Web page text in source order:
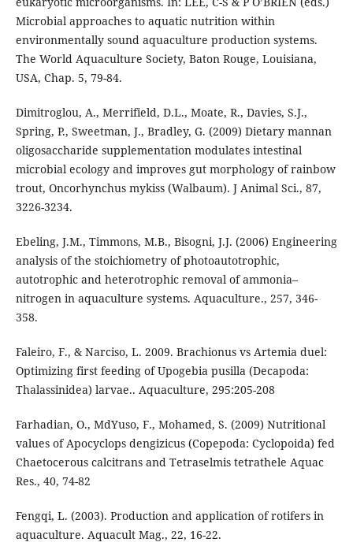
Microbial approaches to aquatic nutrition within
environmentally sound aquaculture production systems.
The World Aquaculture Society, Baton Rouge, Louisiana,
USA, Chap. 5, 79-84.
Dimitroglou, A., Merrifield, D.L., Moate, R., Davies, S.J.,
Spring, P., Sweetman, J., Bradley, G. (2009) Dietary mannan
oligosaccharide supplementation modulates intestinal
microbial ecology and improves gut morphology of rainbow
trout, Oncorhynchus mykiss (Walbaum). J Animal Sci., 87,
3226-3234.
Ebeling, J.M., Timmons, M.B., Bisogni, J.J. (2006) Engineering
analysis of the stoichiometry of photoautotrophic,
autotrophic and heterotrophic removal of ammonia–
nitrogen in aquaculture systems. Aquaculture., 257, 346-
358.
Faleiro, F., & Narciso, L. 2009. Brachionus vs Artemia duel:
Optimizing first feeding of Upogebia pusilla (Decapoda:
Thalassinidea) larvae.. Aquaculture, 295:205-208
Farhadian, O., MdYuso, F., Mohamed, S. (2009) Nutritional
values of Apocyclops dengizicus (Copepoda: Cyclopoida) fed
Chaetocerous calcitrans and Tetraselmis tetrathele Aquac
Res., 40, 74-82
Fengqi, L. (2003). Production and application of rotifers in
aquaculture. Aquacult Mag., 22, 16-22.